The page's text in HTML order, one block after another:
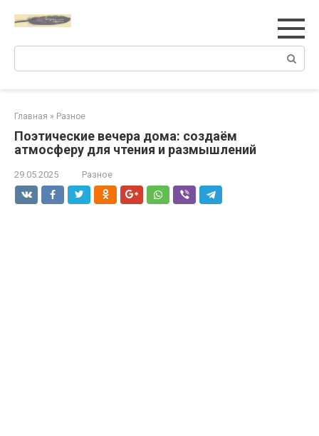
Главная » Разное
Поэтические вечера дома: создаём
атмосферу для чтения и размышлений
29.05.2025 Разное